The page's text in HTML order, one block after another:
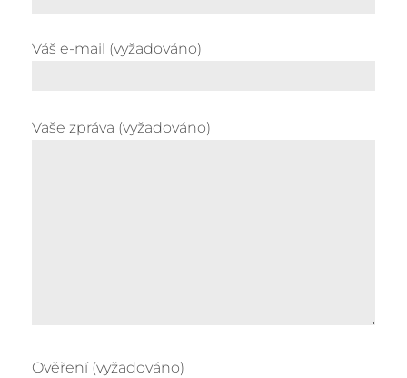
Váš e-mail (vyžadováno)
Vaše zpráva (vyžadováno)
Ověření (vyžadováno)